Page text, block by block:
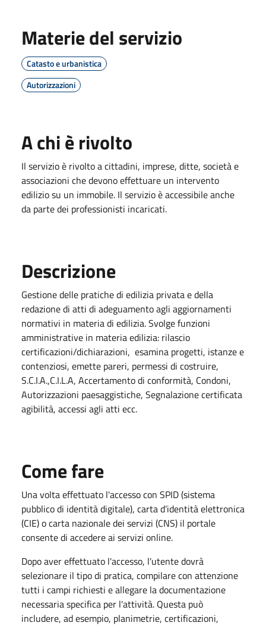
Materie del servizio
Catasto e urbanistica
Autorizzazioni
A chi è rivolto
Il servizio è rivolto a cittadini, imprese, ditte, società e
associazioni che devono effettuare un intervento
edilizio su un immobile. Il servizio è accessibile anche
da parte dei professionisti incaricati.
Descrizione
Gestione delle pratiche di edilizia privata e della
redazione di atti di adeguamento agli aggiornamenti
normativi in materia di edilizia. Svolge funzioni
amministrative in materia edilizia: rilascio
certificazioni/dichiarazioni, esamina progetti, istanze e
contenziosi, emette pareri, permessi di costruire,
S.C.I.A.,C.I.L.A, Accertamento di conformità, Condoni,
Autorizzazioni paesaggistiche, Segnalazione certificata
agibilità, accessi agli atti ecc.
Come fare
Una volta effettuato l'accesso con SPID (sistema
pubblico di identità digitale), carta d’identità elettronica
(CIE) o carta nazionale dei servizi (CNS) il portale
consente di accedere ai servizi online.
Dopo aver effettuato l'accesso, l'utente dovrà
selezionare il tipo di pratica, compilare con attenzione
tutti i campi richiesti e allegare la documentazione
necessaria specifica per l'attività. Questa può
includere, ad esempio, planimetrie, certificazioni,